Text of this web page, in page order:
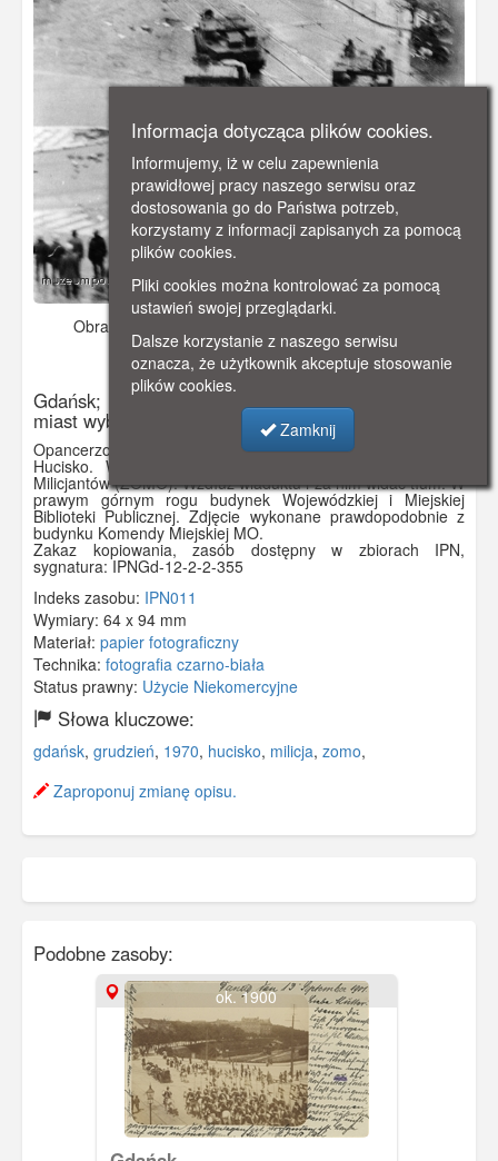
Obraz pochodzi z
Wyświetlono: 4385
Gdańsk; Wydarzenia grudniowe 1970 r. na terenie
miast wybrzeża gdańskiego.
Opancerzone transportery gąsienicowe jadą od strony ul.
Hucisko. W lewym dolnym rogu prawdopodobnie grupa
Milicjantów (ZOMO). Wzdłuż wiaduktu i za nim widać tłum. W
prawym górnym rogu budynek Wojewódzkiej i Miejskiej
Biblioteki Publicznej. Zdjęcie wykonane prawdopodobnie z
budynku Komendy Miejskiej MO.
Zakaz kopiowania, zasób dostępny w zbiorach IPN,
sygnatura: IPNGd-12-2-2-355
Indeks zasobu: IPN011
Wymiary: 64 x 94 mm
Materiał: papier fotograficzny
Technika: fotografia czarno-biała
Status prawny: Użycie Niekomercyjne
Słowa kluczowe:
gdańsk, grudzień, 1970, hucisko, milicja, zomo,
Zaproponuj zmianę opisu.
Podobne zasoby:
ok. 1900
Informacja dotycząca plików cookies.
Informujemy, iż w celu zapewnienia
prawidłowej pracy naszego serwisu oraz
dostosowania go do Państwa potrzeb,
korzystamy z informacji zapisanych za pomocą
plików cookies.
Pliki cookies można kontrolować za pomocą
ustawień swojej przeglądarki.
Dalsze korzystanie z naszego serwisu
oznacza, że użytkownik akceptuje stosowanie
plików cookies.
Zamknij